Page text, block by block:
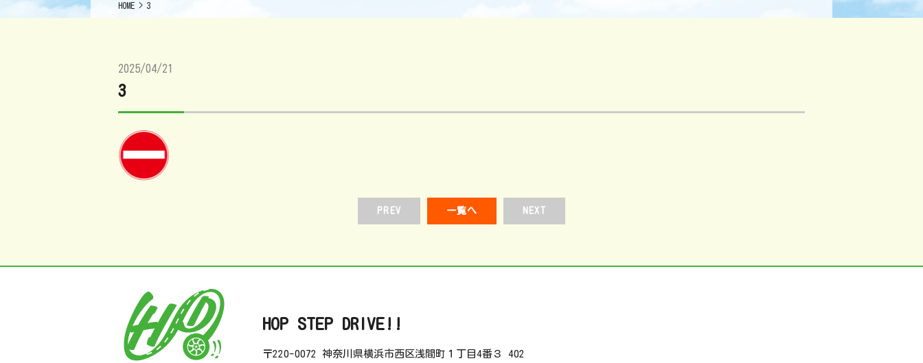
HOME > 3
2025/04/21
3
PREV 一覧へ NEXT
HOP STEP DRIVE!!
〒220-0072 神奈川県横浜市西区浅間町１丁目4番３ 402